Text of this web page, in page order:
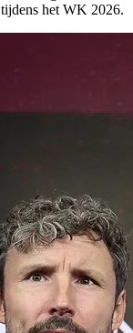
het WK 2026.